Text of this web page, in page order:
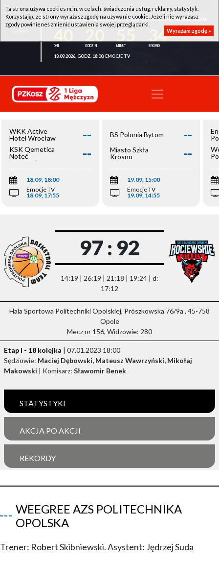
WKK ACTIVE HOTEL WROCŁAW - KSK QEMETICA NOTEĆ INOWROCŁAW
34
18.09.2026, GODZ. 18:00, EMOCJE TV
WKK Active
Hotel Wrocław
--
KSK Qemetica
Noteć
Inowrocław
--
18.09, 18:00
Emocje TV
18.09, 17:55
BS Polonia Bytom --
Miasto Szkła
Krosno
--
19.09, 15:00
Emocje TV
19.09, 14:55
97 : 92
14:19 | 26:19 | 21:18 | 19:24 | d:
17:12
Hala Sportowa Politechniki Opolskiej, Prószkowska 76/9a , 45-758
Opole
Mecz nr 156, Widzowie: 280
Etap I - 18 kolejka | 07.01.2023 18:00
Sędziowie: Maciej Dębowski, Mateusz Wawrzyński, Mikołaj
Makowski | Komisarz: Sławomir Benek
STATYSTYKI
AKCJA PO AKCJI
REKORDY
WEEGREE AZS POLITECHNIKA
OPOLSKA
Trener: Robert Skibniewski. Asystent: Jędrzej Suda
Ta strona używa cookies m.in. w celach: świadczenia usług, reklamy, statystyk.
Korzystając ze strony wyrażasz zgodę na używanie cookie. Jeżeli nie wyrażasz
zgody powinieneś zmienić ustawienia swojej przeglądarki.
Wyrażam zgodę »